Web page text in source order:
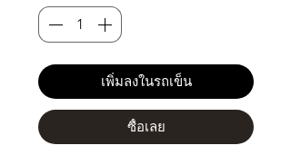
เพิ่มลงในรถเข็น
ซื้อเลย